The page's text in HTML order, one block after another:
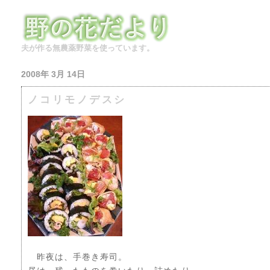
夫が作る無農薬野菜を使っています。
2008年 3月 14日
ノコリモノデスシ
昨夜は、手巻き寿司。